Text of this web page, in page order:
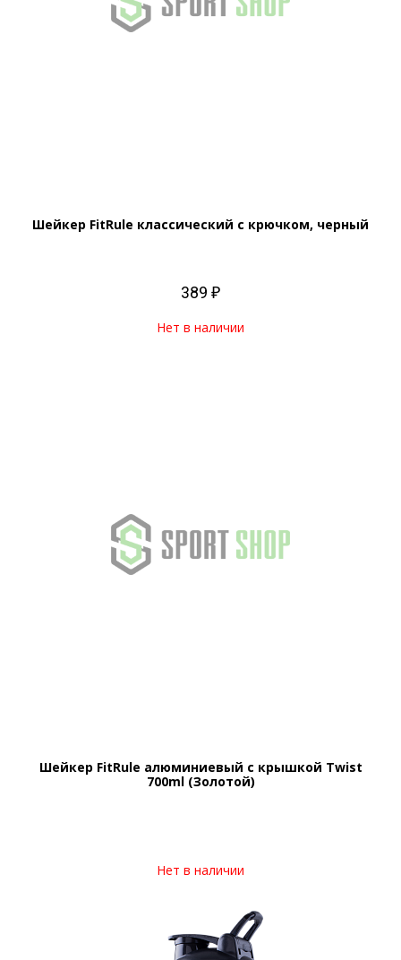
Шейкер FitRule классический с крючком, черный
389 ₽
Нет в наличии
Шейкер FitRule алюминиевый с крышкой Twist
700ml (Золотой)
Нет в наличии